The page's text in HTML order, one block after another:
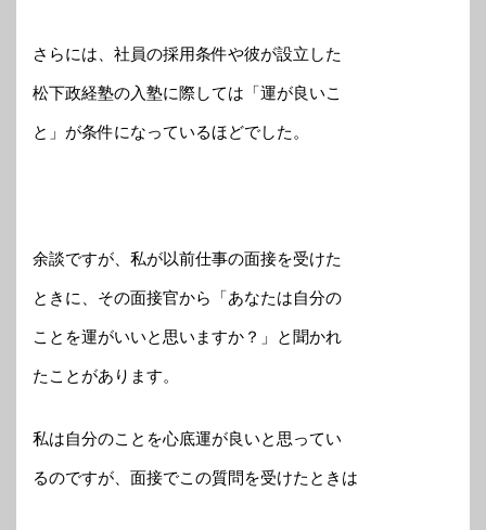
さらには、社員の採用条件や彼が設立した
松下政経塾の入塾に際しては「運が良いこ
と」が条件になっているほどでした。
余談ですが、私が以前仕事の面接を受けた
ときに、その面接官から「あなたは自分の
ことを運がいいと思いますか？」と聞かれ
たことがあります。
私は自分のことを心底運が良いと思ってい
るのですが、面接でこの質問を受けたときは